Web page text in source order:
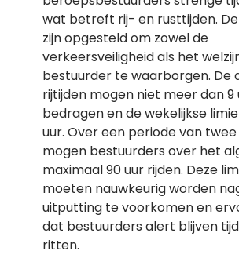
wat betreft rij- en rusttijden.
zijn opgesteld om zowel de
verkeersveiligheid als het
bestuurder te waarborgen. De
rijtijden mogen niet meer dan 9
bedragen en de wekelijkse
uur. Over een periode van
mogen bestuurders over het
maximaal 90 uur rijden. Deze
moeten nauwkeurig worden
uitputting te voorkomen en
dat bestuurders alert blijven
ritten.